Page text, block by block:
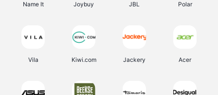
Name It Joybuy JBL Polar
Vila Kiwi.com Jackery Acer